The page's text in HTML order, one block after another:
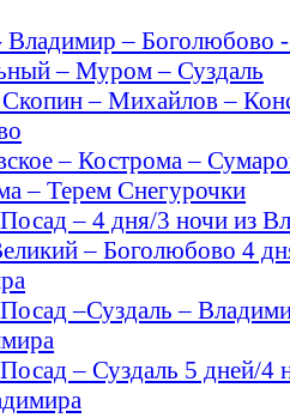
– Боголюбово
– Муром – Суздаль
Скопин – Михайлов –
– Кострома –
– Терем Снегурочки
– 4 дня/3 ночи из
– Боголюбово 4
–Суздаль –
– Суздаль 5 дней/4